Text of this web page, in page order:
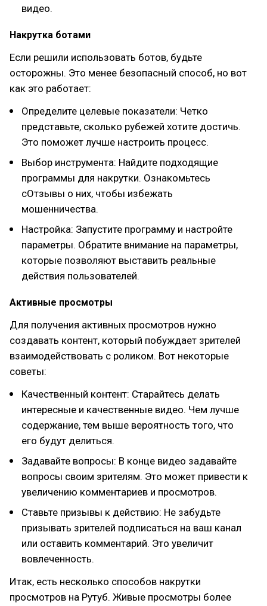
видео.
Накрутка ботами
Если решили использовать ботов, будьте
осторожны. Это менее безопасный способ, но вот
как это работает:
Определите целевые показатели: Четко
представьте, сколько рубежей хотите достичь.
Это поможет лучше настроить процесс.
Выбор инструмента: Найдите подходящие
программы для накрутки. Ознакомьтесь
сОтзывы о них, чтобы избежать
мошенничества.
Настройка: Запустите программу и настройте
параметры. Обратите внимание на параметры,
которые позволяют выставить реальные
действия пользователей.
Активные просмотры
Для получения активных просмотров нужно
создавать контент, который побуждает зрителей
взаимодействовать с роликом. Вот некоторые
советы:
Качественный контент: Старайтесь делать
интересные и качественные видео. Чем лучше
содержание, тем выше вероятность того, что
его будут делиться.
Задавайте вопросы: В конце видео задавайте
вопросы своим зрителям. Это может привести к
увеличению комментариев и просмотров.
Ставьте призывы к действию: Не забудьте
призывать зрителей подписаться на ваш канал
или оставить комментарий. Это увеличит
вовлеченность.
Итак, есть несколько способов накрутки
просмотров на Рутуб. Живые просмотры более